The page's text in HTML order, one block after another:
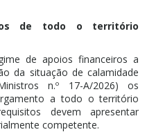
de todo o território
de apoios financeiros a
da situação de calamidade
n.º 17-A/2026) os
a todo o território
devem apresentar
competente.